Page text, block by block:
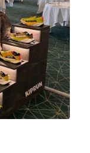
un tout